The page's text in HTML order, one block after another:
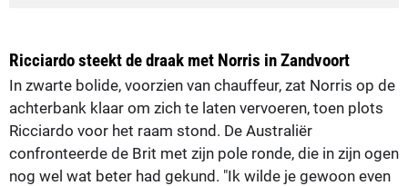
Ricciardo steekt de draak met Norris in Zandvoort
In zwarte bolide, voorzien van chauffeur, zat Norris op de
achterbank klaar om zich te laten vervoeren, toen plots
Ricciardo voor het raam stond. De Australiër
confronteerde de Brit met zijn pole ronde, die in zijn ogen
nog wel wat beter had gekund. "Ik wilde je gewoon even